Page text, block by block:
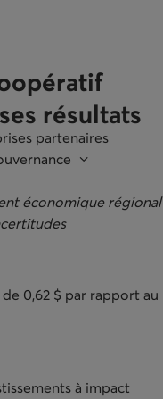
partenaires
résultats
économique régional
de 0,62 $ par rapport au
à impact